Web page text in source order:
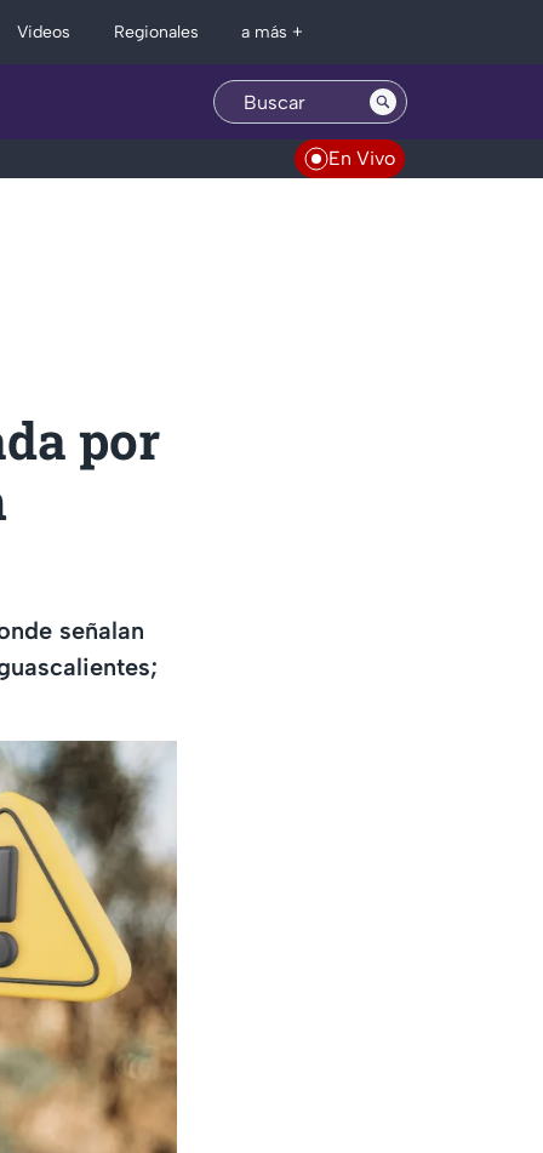
Videos Regionales a más +
En Vivo
por
señalan